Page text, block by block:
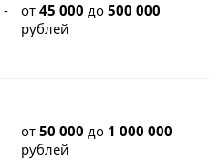
-
от45 000 до500 000
рублей
от50 000 до 1 000 000
рублей